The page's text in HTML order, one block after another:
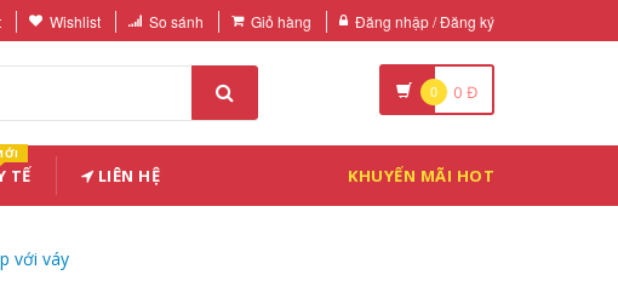
Wishlist So sánh Giỏ hàng Đăng nhập / Đăng ký
0 0 Đ
TẾ LIÊN HỆ KHUYẾN MÃI HOT
với váy